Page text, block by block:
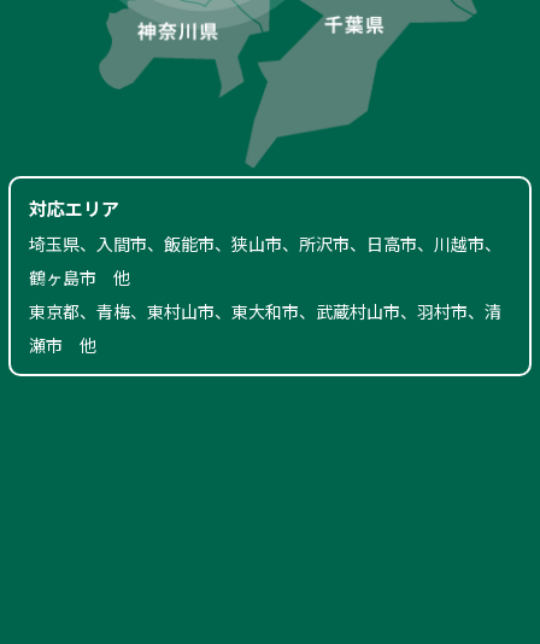
対応エリア
埼玉県、入間市、飯能市、狭山市、所沢市、日高市、川越市、
鶴ヶ島市 他
東京都、青梅、東村山市、東大和市、武蔵村山市、羽村市、清
瀬市 他